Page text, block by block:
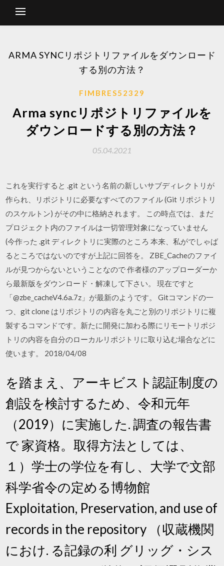
ARMA SYNCリポジトリファイルをダウンロード
する別の方法？
FIMBRES52329
Arma syncリポジトリファイルを
ダウンロードする別の方法？
05.04.2021
これを実行すると .git という名前の新しいサブディレクトリが
作られ、リポジトリに必要なすべてのファイル (Git リポジトリ
のスケルトン) がその中に格納されます。 この時点では、まだ
プロジェクト内のファイルは一切管理対象になっていません
(今作った .git ディレクトリに実際のところ 本来、私がでしゃば
るところではないのですが上記に回答を。 ZBE_Cacheのファイ
ルが見つからないということなので 作者様のアップローダーか
ら最新版をダウンロード・解凍して下さい。 現在ですと
「@zbe_cacheV4.6a.7z」が最新のようです。 Gitコマンドの一
つ、git clone はリポジトリの内容を丸ごと別のリポジトリに複
製するコマンドです。新たに開発に加わる際にリモートリポジ
トリの内容を自分のローカルリポジトリに取り込む場合などに
使います。 2018/04/08
を踏まえ、アーキビスト認証制度の
創設を検討するため、令和元年
（2019）に実施した. 調査の報告書
で 家資格。取得方法としては、
１）学士の学位を有し、大学で文部
科学省令の定める博物館
Exploitation, Preservation, and use of
records in the repository （収蔵機関
におけ. る記録の利 グリッグ・シス